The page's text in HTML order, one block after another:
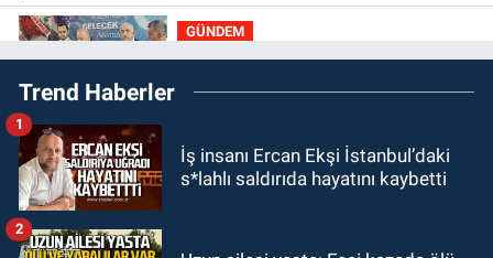
GÜNDEM
20:30MHP’de sandıklar açıldı yeni
başkan belli oldu
20:11İlçeyi sel aldı: Başkan
çizmeleri giydi çalışmalara katıldı
Trend Haberler
İş insanı Ercan Ekşi İstanbul’daki
s*lahlı saldırıda hayatını kaybetti
1
2